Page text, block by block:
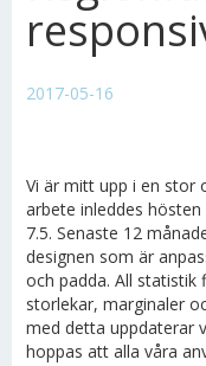
2017-05-16
Vi är mitt upp i en stor
arbete inleddes
7.5. Senaste 12
designen som är
och padda. All statistik
storlekar, marginaler
med detta uppdaterar
hoppas att alla våra